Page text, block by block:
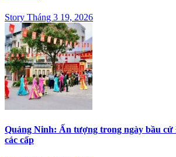
Story Tháng 3 19, 2026
Quảng Ninh: Ấn tượng trong ngày bầu
các cấp